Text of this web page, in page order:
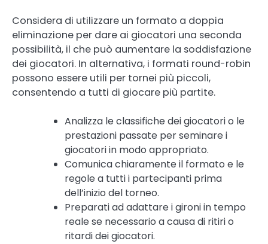
Considera di utilizzare un formato a doppia
eliminazione per dare ai giocatori una seconda
possibilità, il che può aumentare la soddisfazione
dei giocatori. In alternativa, i formati round-robin
possono essere utili per tornei più piccoli,
consentendo a tutti di giocare più partite.
Analizza le classifiche dei giocatori o le
prestazioni passate per seminare i
giocatori in modo appropriato.
Comunica chiaramente il formato e le
regole a tutti i partecipanti prima
dell’inizio del torneo.
Preparati ad adattare i gironi in tempo
reale se necessario a causa di ritiri o
ritardi dei giocatori.